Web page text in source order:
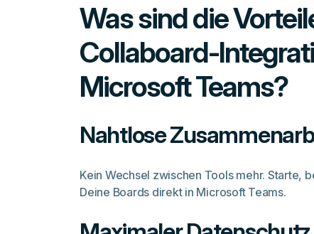
Was sind die
Collaboard-
Microsoft Teams?
Nahtlose
Kein Wechsel zwischen Tools mehr. Starte,
Deine Boards direkt in Microsoft Teams.